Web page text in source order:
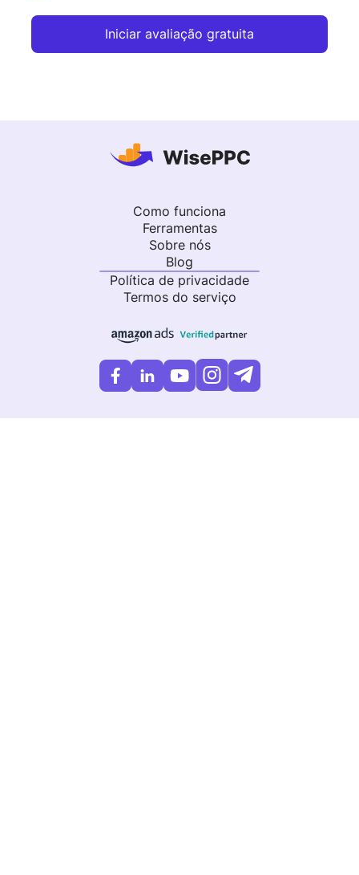
Iniciar avaliação gratuita
Como funciona
Ferramentas
Sobre nós
Blog
Política de privacidade
Termos do serviço